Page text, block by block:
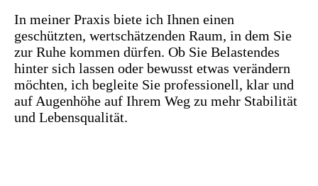
In meiner Praxis biete ich Ihnen einen
geschützten, wertschätzenden Raum, in dem Sie
zur Ruhe kommen dürfen. Ob Sie Belastendes
hinter sich lassen oder bewusst etwas verändern
möchten, ich begleite Sie professionell, klar und
auf Augenhöhe auf Ihrem Weg zu mehr Stabilität
und Lebensqualität.